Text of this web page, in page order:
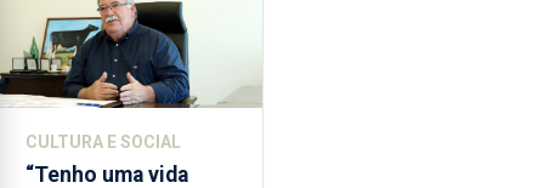
CULTURA E SOCIAL
“Tenho uma vida